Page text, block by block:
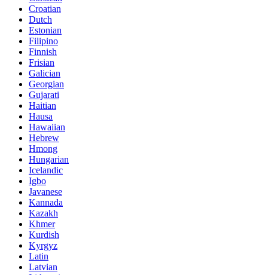
Croatian
Dutch
Estonian
Filipino
Finnish
Frisian
Galician
Georgian
Gujarati
Haitian
Hausa
Hawaiian
Hebrew
Hmong
Hungarian
Icelandic
Igbo
Javanese
Kannada
Kazakh
Khmer
Kurdish
Kyrgyz
Latin
Latvian